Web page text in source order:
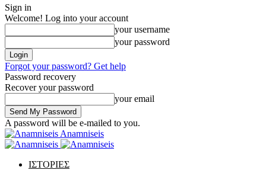
Sign in
Welcome! Log into your account
your username
your password
Forgot your password? Get help
Password recovery
Recover your password
your email
A password will be e-mailed to you.
Anamniseis
ΙΣΤΟΡΙΕΣ